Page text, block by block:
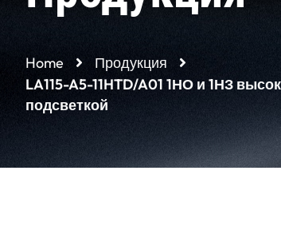
Home
Продукция
LA115-A5-11HTD/A01 1НО и 1НЗ
подсветкой